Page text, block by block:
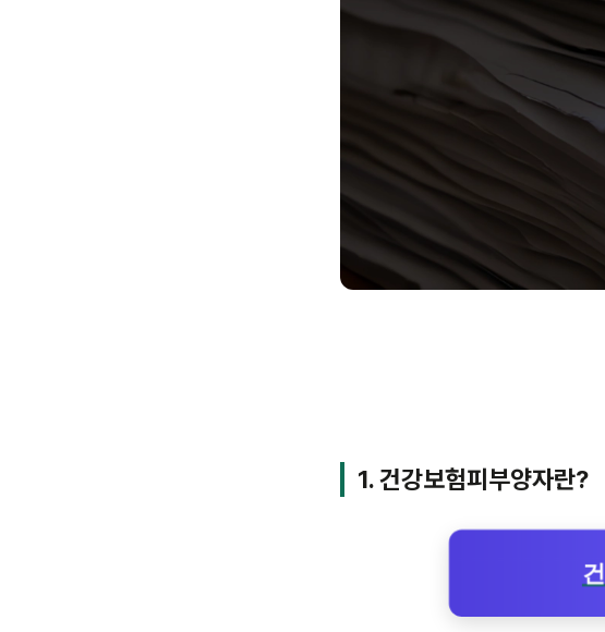
1. 건강보험피부양자란?